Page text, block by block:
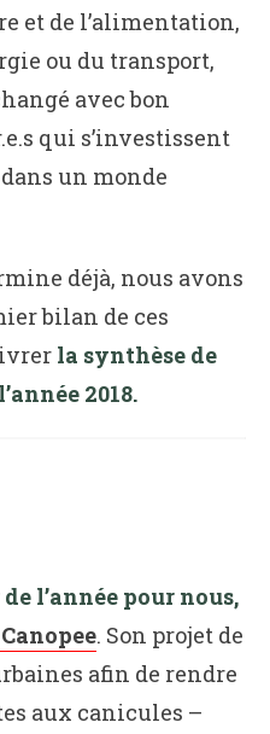
et de l’alimentation,
ou du transport,
avec bon
qui s’investissent
un monde
déjà, nous avons
bilan de ces
la synthèse de
2018.
l’année pour nous,
. Son projet de
afin de rendre
aux canicules –